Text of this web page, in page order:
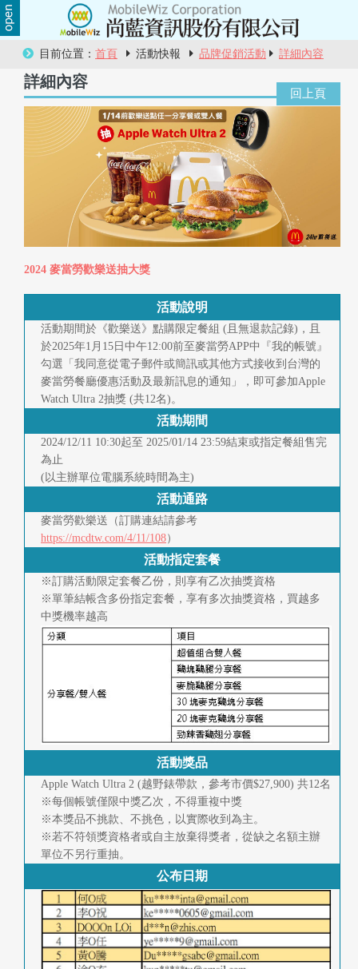
目前位置： 首頁 活動快報 品牌促銷活動 詳細內容
詳細內容
2024 麥當勞歡樂送抽大獎
活動說明
活動期間於《歡樂送》點購限定餐組 (且無退款記錄)，且
於2025年1月15日中午12:00前至麥當勞APP中『我的帳號』
勾選「我同意從電子郵件或簡訊或其他方式接收到台灣的
麥當勞餐廳優惠活動及最新訊息的通知」，即可參加Apple
Watch Ultra 2抽獎 (共12名)。
活動期間
2024/12/11 10:30起至 2025/01/14 23:59結束或指定餐組售完
為止
(以主辦單位電腦系統時間為主)
活動通路
麥當勞歡樂送（訂購連結請參考
https://mcdtw.com/4/11/108）
活動指定套餐
※訂購活動限定套餐乙份，則享有乙次抽獎資格
※單筆結帳含多份指定套餐，享有多次抽獎資格，買越多
中獎機率越高
活動獎品
Apple Watch Ultra 2 (越野錶帶款，參考市價$27,900) 共12名
※每個帳號僅限中獎乙次，不得重複中獎
※本獎品不挑款、不挑色，以實際收到為主。
※若不符領獎資格者或自主放棄得獎者，從缺之名額主辦
單位不另行重抽。
公布日期